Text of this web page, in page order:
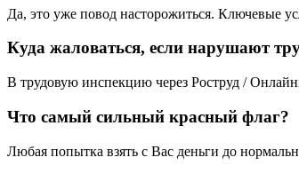
Да, это уже повод насторожиться. Ключевые
Куда жаловаться, если нарушают
В трудовую инспекцию через Роструд /
Что самый сильный красный флаг?
Любая попытка взять с Вас деньги до